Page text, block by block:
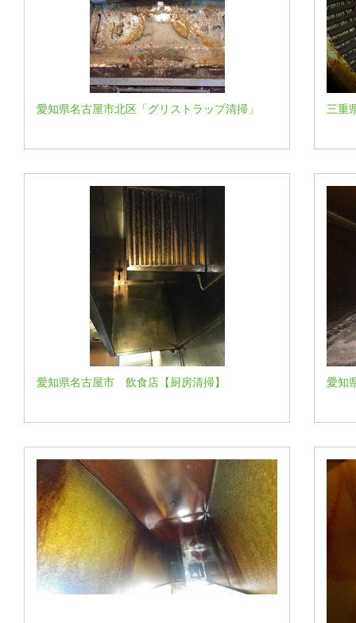
愛知県名古屋市北区「グリストラップ清掃」 三重
愛知県名古屋市 飲食店【厨房清掃】 愛知